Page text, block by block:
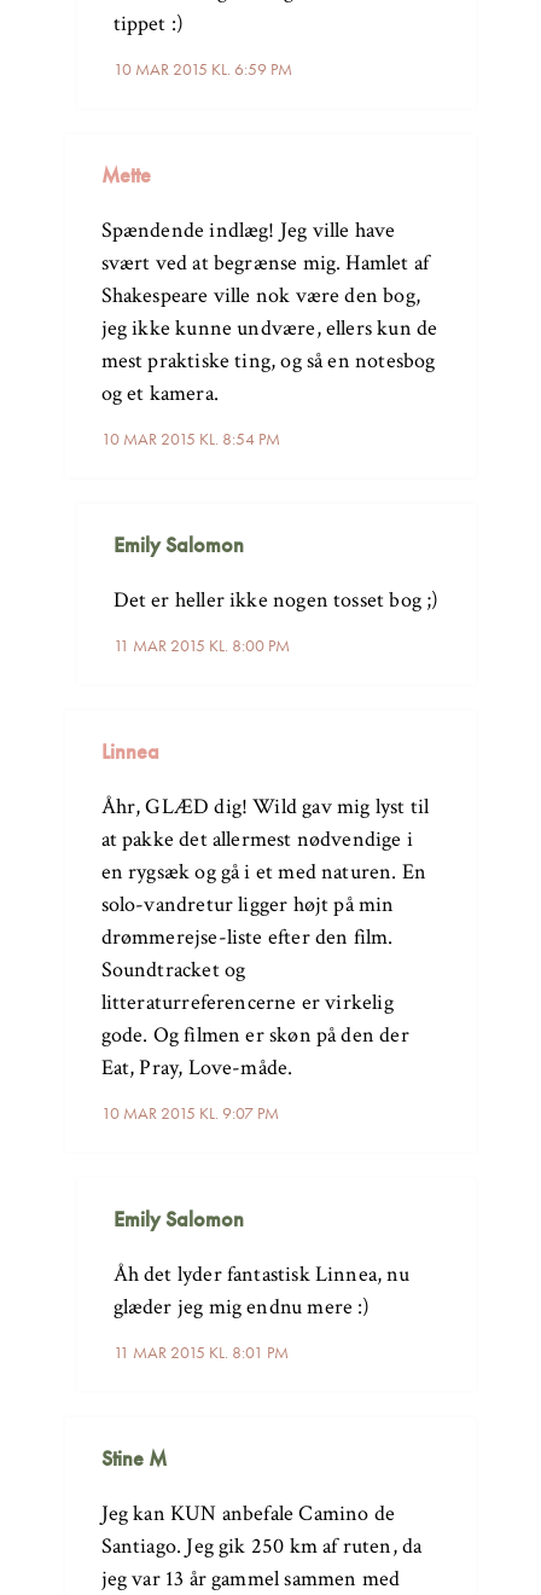
10 MAR 2015 KL. 6:59 PM
tippet :)
Mette
10 MAR 2015 KL. 8:54 PM
Spændende indlæg! Jeg ville have
svært ved at begrænse mig. Hamlet af
Shakespeare ville nok være den bog,
jeg ikke kunne undvære, ellers kun de
mest praktiske ting, og så en notesbog
og et kamera.
Emily Salomon
11 MAR 2015 KL. 8:00 PM
Det er heller ikke nogen tosset bog ;)
Linnea
10 MAR 2015 KL. 9:07 PM
Åhr, GLÆD dig! Wild gav mig lyst til
at pakke det allermest nødvendige i
en rygsæk og gå i et med naturen. En
solo-vandretur ligger højt på min
drømmerejse-liste efter den film.
Soundtracket og
litteraturreferencerne er virkelig
gode. Og filmen er skøn på den der
Eat, Pray, Love-måde.
Emily Salomon
11 MAR 2015 KL. 8:01 PM
Åh det lyder fantastisk Linnea, nu
glæder jeg mig endnu mere :)
Stine M
Jeg kan KUN anbefale Camino de
Santiago. Jeg gik 250 km af ruten, da
jeg var 13 år gammel sammen med